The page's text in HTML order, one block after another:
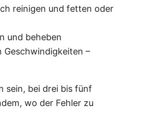
reinigen und fetten oder
und beheben
Geschwindigkeiten –
sein, bei drei bis fünf
wo der Fehler zu